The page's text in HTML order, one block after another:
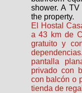
shower. A
the property.
El Hostal
a 43 km de
gratuito y
pantalla
privado con
con balcón o
tienda de